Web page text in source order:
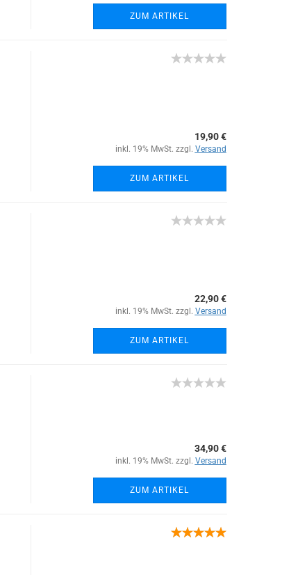
ZUM ARTIKEL
19,90 €
inkl. 19% MwSt. zzgl. Versand
ZUM ARTIKEL
22,90 €
inkl. 19% MwSt. zzgl. Versand
ZUM ARTIKEL
34,90 €
inkl. 19% MwSt. zzgl. Versand
ZUM ARTIKEL